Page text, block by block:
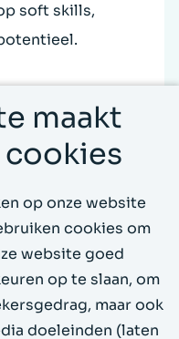
maakt
op onze website
cookies om
website goed
op te slaan, om
maar ook
doeleinden (laten
soft skills,
data, zonder
kandidaten.
partners